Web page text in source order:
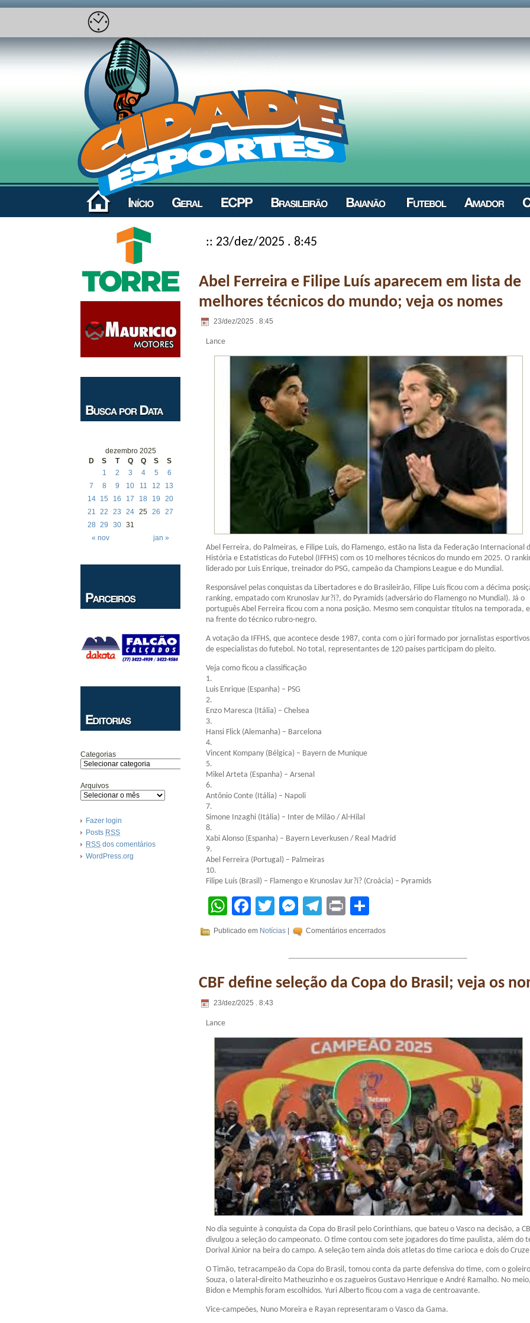
dezembro 2025
D
S T Q Q S S
« nov jan »
1 2 3 4 5
6
7
8 9 10 11 12
13
14
15 16 17 18 19
20
21 22 23 24 25 26
27
28 29 30 31
Categorias
Arquivos
Fazer login
Posts RSS
RSS dos comentários
WordPress.org
:: 23/dez/2025 . 8:45
Abel Ferreira e Filipe Luís aparecem em lista de
melhores técnicos do mundo; veja os nomes
23/dez/2025 . 8:45
Lance
Abel Ferreira, do Palmeiras, e Filipe Luís, do Flamengo, estão na lista da Federação Internacional
História e Estatísticas do Futebol (IFFHS) com os 10 melhores técnicos do mundo em 2025. O
liderado por Luis Enrique, treinador do PSG, campeão da Champions League e do Mundial.
Responsável pelas conquistas da Libertadores e do Brasileirão, Filipe Luís ficou com a décima
ranking, empatado com Krunoslav Jur?i?, do Pyramids (adversário do Flamengo no Mundial). Já o
português Abel Ferreira ficou com a nona posição. Mesmo sem conquistar títulos na temporada,
na frente do técnico rubro-negro.
A votação da IFFHS, que acontece desde 1987, conta com o júri formado por jornalistas
de especialistas do futebol. No total, representantes de 120 países participam do pleito.
Veja como ficou a classificação
1.
Luis Enrique (Espanha) – PSG
2.
Enzo Maresca (Itália) – Chelsea
3.
Hansi Flick (Alemanha) – Barcelona
4.
Vincent Kompany (Bélgica) – Bayern de Munique
5.
Mikel Arteta (Espanha) – Arsenal
6.
Antônio Conte (Itália) – Napoli
7.
Simone Inzaghi (Itália) – Inter de Milão / Al-Hilal
8.
Xabi Alonso (Espanha) – Bayern Leverkusen / Real Madrid
9.
Abel Ferreira (Portugal) – Palmeiras
10.
Filipe Luís (Brasil) – Flamengo e Krunoslav Jur?i? (Croácia) – Pyramids
WhatsApp
Facebook
TwitterMessenger
Telegram
Print
Publicado em Notícias Comentários encerrados
CBF define seleção da Copa do Brasil; veja os
23/dez/2025 . 8:43
Lance
No dia seguinte à conquista da Copa do Brasil pelo Corinthians, que bateu o Vasco na decisão, a
divulgou a seleção do campeonato. O time contou com sete jogadores do time paulista, além do
Dorival Júnior na beira do campo. A seleção tem ainda dois atletas do time carioca e dois do
O Timão, tetracampeão da Copa do Brasil, tomou conta da parte defensiva do time, com o
Souza, o lateral-direito Matheuzinho e os zagueiros Gustavo Henrique e André Ramalho. No
Bidon e Memphis foram escolhidos. Yuri Alberto ficou com a vaga de centroavante.
Vice-campeões, Nuno Moreira e Rayan representaram o Vasco da Gama.